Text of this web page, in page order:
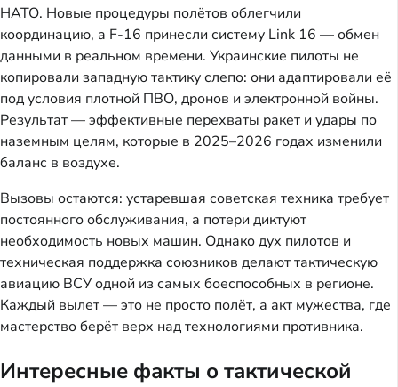
НАТО. Новые процедуры полётов облегчили
координацию, а F-16 принесли систему Link 16 — обмен
данными в реальном времени. Украинские пилоты не
копировали западную тактику слепо: они адаптировали её
под условия плотной ПВО, дронов и электронной войны.
Результат — эффективные перехваты ракет и удары по
наземным целям, которые в 2025–2026 годах изменили
баланс в воздухе.
Вызовы остаются: устаревшая советская техника требует
постоянного обслуживания, а потери диктуют
необходимость новых машин. Однако дух пилотов и
техническая поддержка союзников делают тактическую
авиацию ВСУ одной из самых боеспособных в регионе.
Каждый вылет — это не просто полёт, а акт мужества, где
мастерство берёт верх над технологиями противника.
Интересные факты о тактической